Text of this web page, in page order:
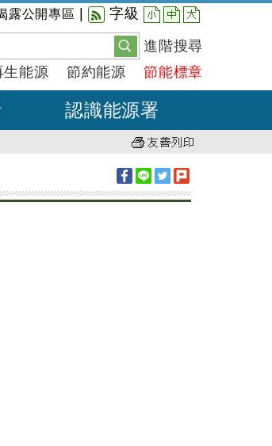
露公開專區 字級 小 中 大
進階搜尋
生能源 節約能源 節能標章
認識能源署